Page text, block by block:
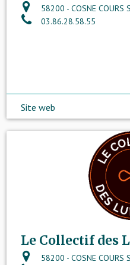
58200 - COSNE COURS
03.86.28.58.55
Site web
Le Collectif des
58200 - COSNE COURS